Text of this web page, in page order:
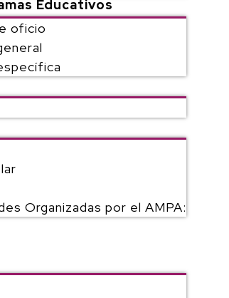
Educativos
oficio
Organizadas por el AMPA: